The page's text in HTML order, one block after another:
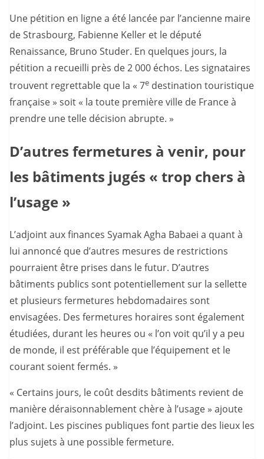
Une pétition en ligne a été lancée par l’ancienne maire
de Strasbourg, Fabienne Keller et le député
Renaissance, Bruno Studer. En quelques jours, la
pétition a recueilli près de 2 000 échos. Les signataires
trouvent regrettable que la « 7e destination touristique
française » soit « la toute première ville de France à
prendre une telle décision abrupte. »
D’autres fermetures à venir, pour
les bâtiments jugés « trop chers à
l’usage »
L’adjoint aux finances Syamak Agha Babaei a quant à
lui annoncé que d’autres mesures de restrictions
pourraient être prises dans le futur. D’autres
bâtiments publics sont potentiellement sur la sellette
et plusieurs fermetures hebdomadaires sont
envisagées. Des fermetures horaires sont également
étudiées, durant les heures ou « l’on voit qu’il y a peu
de monde, il est préférable que l’équipement et le
courant soient fermés. »
« Certains jours, le coût desdits bâtiments revient de
manière déraisonnablement chère à l’usage » ajoute
l’adjoint. Les piscines publiques font partie des lieux les
plus sujets à une possible fermeture.